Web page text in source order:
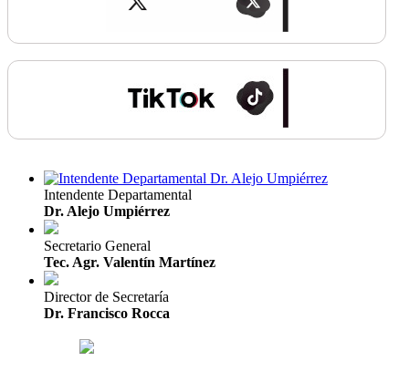
Intendente Departamental
Dr. Alejo Umpiérrez
Secretario General
Tec. Agr. Valentín Martínez
Director de Secretaría
Dr. Francisco Rocca